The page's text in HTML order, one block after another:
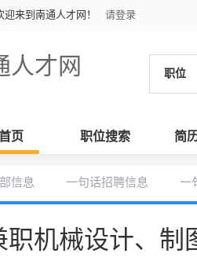
迎来到南通人才网！ 请登录
人才网 职位
页 职位搜索 简
信息 一句话招聘信息 一
职机械设计、制